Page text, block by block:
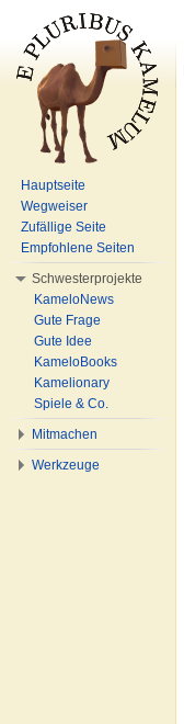
Hauptseite
Wegweiser
Zufällige Seite
Empfohlene Seiten
Schwesterprojekte
KameloNews
Gute Frage
Gute Idee
KameloBooks
Kamelionary
Spiele & Co.
Mitmachen
Werkzeuge